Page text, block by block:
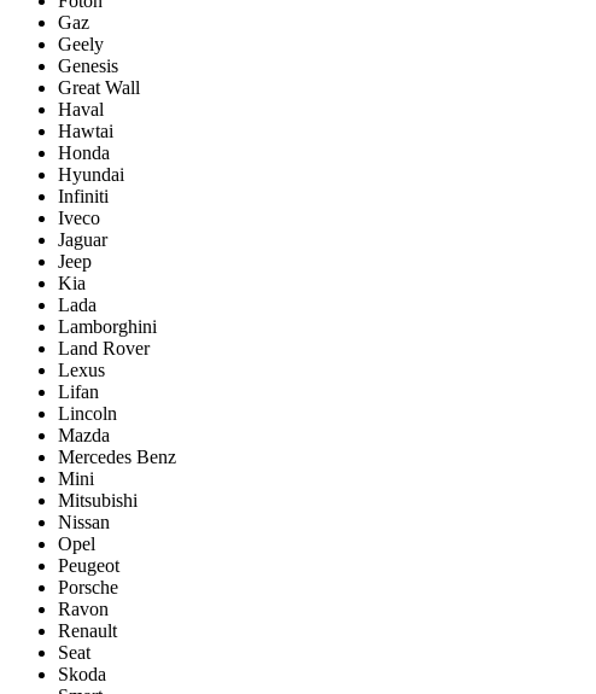
Gaz
Geely
Genesis
Great Wall
Haval
Hawtai
Honda
Hyundai
Infiniti
Iveco
Jaguar
Jeep
Kia
Lada
Lamborghini
Land Rover
Lexus
Lifan
Lincoln
Mazda
Mercedes Benz
Mini
Mitsubishi
Nissan
Opel
Peugeot
Porsche
Ravon
Renault
Seat
Skoda